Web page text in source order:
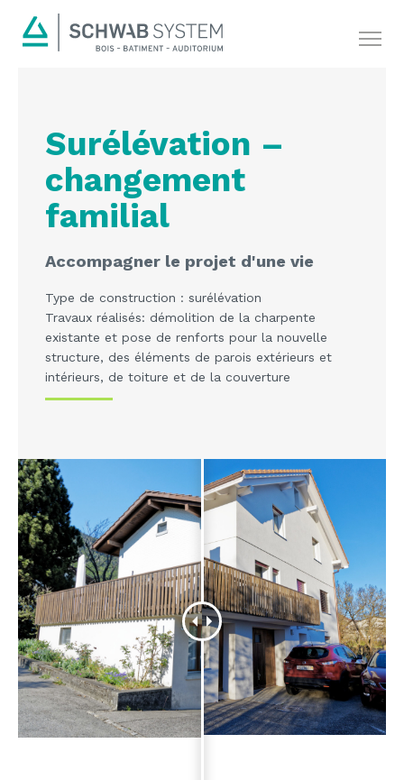
Surélévation –
changement
familial
Accompagner le projet d'une vie
Type de construction : surélévation
Travaux réalisés: démolition de la charpente
existante et pose de renforts pour la nouvelle
structure, des éléments de parois extérieurs et
intérieurs, de toiture et de la couverture